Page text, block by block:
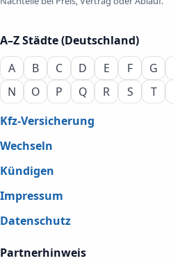
A–Z Städte (Deutschland)
A
B C D E F G
N
O P Q R S T
Kfz-Versicherung
Wechseln
Kündigen
Impressum
Datenschutz
Partnerhinweis